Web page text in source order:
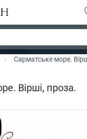
грн ~ 250 грн ~
Сарматське море.
Вірші, проза.